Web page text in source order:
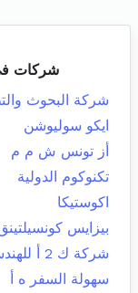
شركات
شركة البحوث
ايكو سوليوشن
أز تونس ش م م
تكنوكوم الدولية
اكوستيكا
بيزايس
شركة ك 2 أ للهندسة
سهولة السفر ه أ